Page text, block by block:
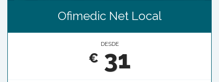
Ofimedic Net Local
DESDE
€ 31